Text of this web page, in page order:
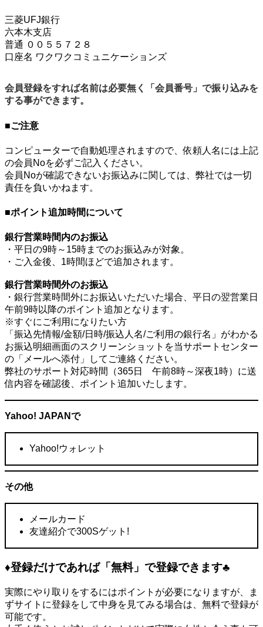
三菱UFJ銀行
六本木支店
普通 ００５５７２８
口座名 ワクワクコミュニケーションズ
会員登録をすれば名前は必要無く「会員番号」で振り込みを
する事ができます。
■ご注意
コンピューターで自動処理されますので、依頼人名には上記
の会員Noを必ずご記入ください。
会員Noが確認できないお振込みに関しては、弊社では一切
責任を負いかねます。
■ポイント追加時間について
銀行営業時間内のお振込
・平日の9時～15時までのお振込みが対象。
・ご入金後、1時間ほどで追加されます。
銀行営業時間外のお振込
・銀行営業時間外にお振込いただいた場合、平日の翌営業日
午前9時以降のポイント追加となります。
※すぐにご利用になりたい方
「振込先情報/金額/日時/振込人名/ご利用の銀行名」がわかる
お振込明細画面のスクリーンショットを当サポートセンター
の「メールへ添付」してご連絡ください。
弊社のサポート対応時間（365日 午前8時～深夜1時）に送
信内容を確認後、ポイント追加いたします。
Yahoo! JAPANで
Yahoo!ウォレット
その他
メールカード
友達紹介で300Sゲット!
♦登録だけであれば「無料」で登録できます♣
実際にやり取りをするにはポイントが必要になりますが、ま
ずサイトに登録をして中身を見てみる場合は、無料で登録が
可能です。